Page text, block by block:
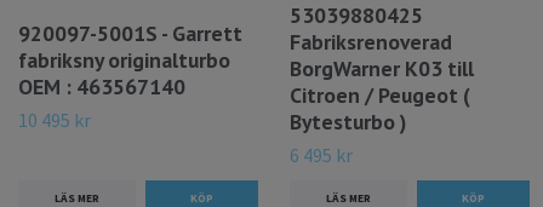
920097-5001S - Garrett
fabriksny originalturbo
OEM : 463567140
10 495 kr
LÄS MER
53039880425
Fabriksrenoverad
BorgWarner K03 till
Citroen / Peugeot (
Bytesturbo )
6 495 kr
LÄS MER